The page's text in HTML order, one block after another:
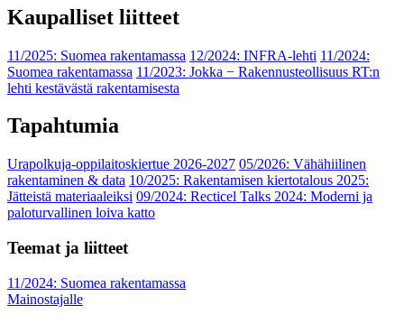
Kaupalliset liitteet
11/2025: Suomea rakentamassa 12/2024: INFRA-lehti 11/2024:
Suomea rakentamassa 11/2023: Jokka − Rakennusteollisuus RT:n
lehti kestävästä rakentamisesta
Tapahtumia
Urapolkuja-oppilaitoskiertue 2026-2027 05/2026: Vähähiilinen
rakentaminen & data 10/2025: Rakentamisen kiertotalous 2025:
Jätteistä materiaaleiksi 09/2024: Recticel Talks 2024: Moderni ja
paloturvallinen loiva katto
Teemat ja liitteet
11/2024: Suomea rakentamassa
Mainostajalle